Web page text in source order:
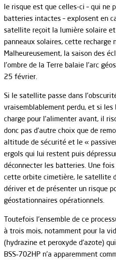
le risque est que celles-ci – qui ne
batteries intactes – explosent en
satellite reçoit la lumière solaire
panneaux solaires, cette recharge
Malheureusement, la saison des
l’ombre de la Terre balaie l’arc
25 février.
Si le satellite passe dans
vraisemblablement perdu, et si
charge pour l’alimenter avant, il
donc pas d’autre choix que de
altitude de sécurité et le «
ergols qui lui restent puis
déconnecter les batteries. Une
cette orbite cimetière, le satellite
dériver et de présenter un risque
géostationnaires opérationnels.
Toutefois l’ensemble de ce
à trois mois, notamment pour la
(hydrazine et peroxyde d’azote)
BSS‑702HP n’a apparemment